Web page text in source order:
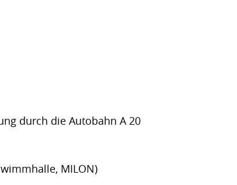
durch die Autobahn A 20
MILON)